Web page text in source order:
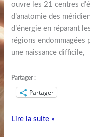
ouvre les 21 centres
d’anatomie des
d’énergie en réparant
régions endommagées
une naissance difficile,
Partager :
Partager
Lire la suite »